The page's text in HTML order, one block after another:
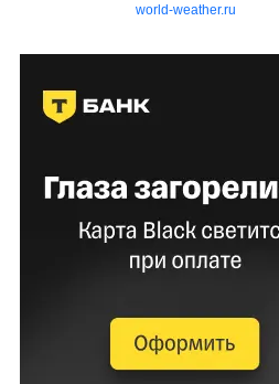
world-weather.ru